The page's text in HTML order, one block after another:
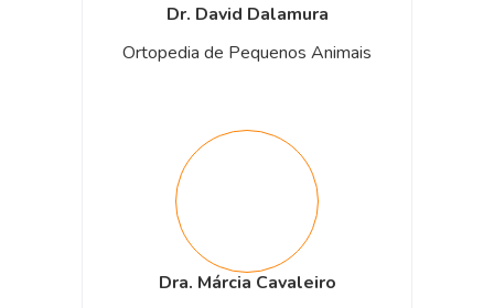
Dr. David Dalamura
Ortopedia de Pequenos Animais
Dra. Márcia Cavaleiro